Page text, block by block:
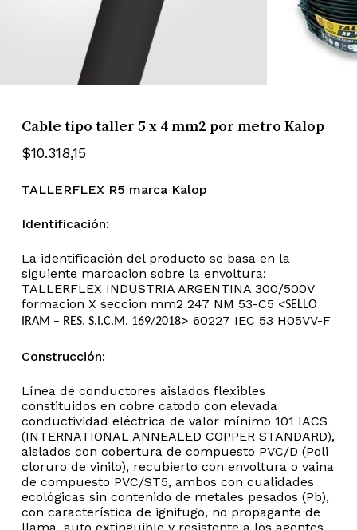
No hay productos en el
Cable tipo taller 5 x 4 mm2 por metro Kalop
$10.318,15
TALLERFLEX R5 marca Kalop
Identificación:
La identificación del producto se basa en la
siguiente marcacion sobre la envoltura:
TALLERFLEX INDUSTRIA ARGENTINA 300/500V
formacion X seccion mm2 247 NM 53-C5 <SELLO
IRAM – RES. S.I.C.M. 169/2018> 60227 IEC 53 H05VV-F
Construcción:
Línea de conductores aislados flexibles
constituidos en cobre catodo con elevada
conductividad eléctrica de valor mínimo 101 IACS
(INTERNATIONAL ANNEALED COPPER STANDARD),
aislados con cobertura de compuesto PVC/D (Poli
cloruro de vinilo), recubierto con envoltura o vaina
de compuesto PVC/ST5, ambos con cualidades
ecológicas sin contenido de metales pesados (Pb),
con característica de ignifugo, no propagante de